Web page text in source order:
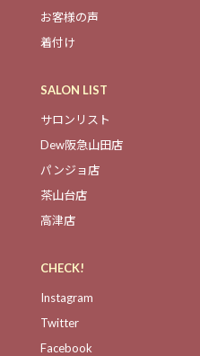
お客様の声
着付け
SALON LIST
サロンリスト
Dew阪急山田店
パンジョ店
茶山台店
高津店
CHECK!
Instagram
Twitter
Facebook